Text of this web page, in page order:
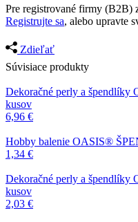
Pre registrované firmy (B2B)
Registrujte sa, alebo upravte
Zdieľať
Súvisiace produkty
Dekoračné perly a špendlíky
kusov
6,96 €
Hobby balenie OASIS®
1,34 €
Dekoračné perly a špendlíky
kusov
2,03 €